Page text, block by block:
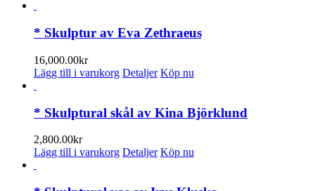
* Skulptur av Eva Zethraeus
16,000.00kr
Lägg till i varukorg Detaljer Köp nu
* Skulptural skål av Kina Björklund
2,800.00kr
Lägg till i varukorg Detaljer Köp nu